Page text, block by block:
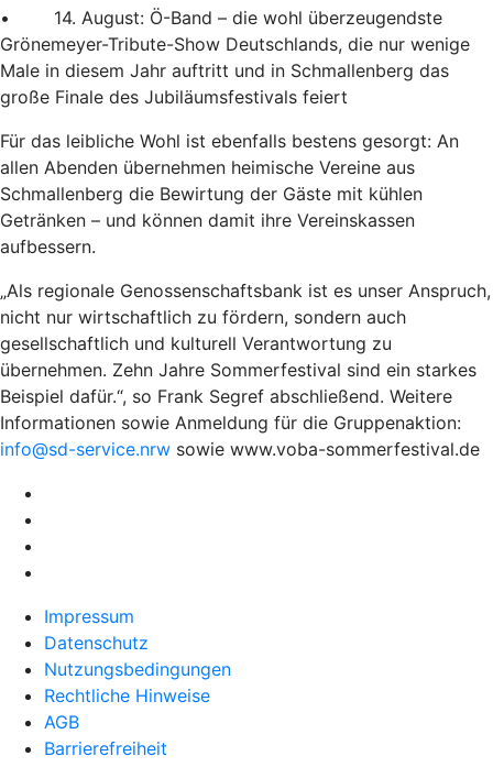
• 14. August: Ö-Band – die wohl überzeugendste
Grönemeyer-Tribute-Show Deutschlands, die nur wenige
Male in diesem Jahr auftritt und in Schmallenberg das
große Finale des Jubiläumsfestivals feiert
Für das leibliche Wohl ist ebenfalls bestens gesorgt: An
allen Abenden übernehmen heimische Vereine aus
Schmallenberg die Bewirtung der Gäste mit kühlen
Getränken – und können damit ihre Vereinskassen
aufbessern.
„Als regionale Genossenschaftsbank ist es unser Anspruch,
nicht nur wirtschaftlich zu fördern, sondern auch
gesellschaftlich und kulturell Verantwortung zu
übernehmen. Zehn Jahre Sommerfestival sind ein starkes
Beispiel dafür.“, so Frank Segref abschließend. Weitere
Informationen sowie Anmeldung für die Gruppenaktion:
info@sd-service.nrw sowie www.voba-sommerfestival.de
Impressum
Datenschutz
Nutzungsbedingungen
Rechtliche Hinweise
AGB
Barrierefreiheit